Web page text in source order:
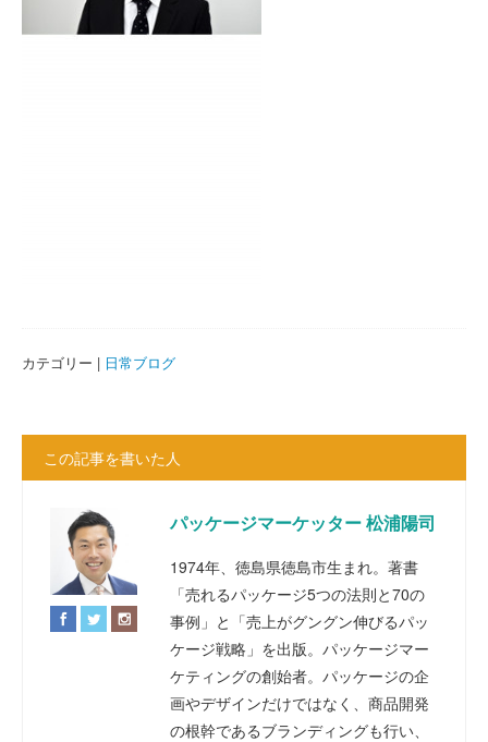
カテゴリー | 日常ブログ
この記事を書いた人
パッケージマーケッター 松浦陽司
1974年、徳島県徳島市生まれ。著書
「売れるパッケージ5つの法則と70の
事例」と「売上がグングン伸びるパッ
ケージ戦略」を出版。パッケージマー
ケティングの創始者。パッケージの企
画やデザインだけではなく、商品開発
の根幹であるブランディングも行い、